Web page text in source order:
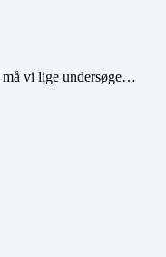
vi lige undersøge…